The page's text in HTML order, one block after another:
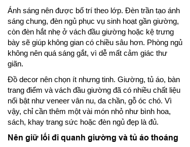
Ánh sáng nên được bố trí theo lớp. Đèn trần tạo ánh
sáng chung, đèn ngủ phục vụ sinh hoạt gần giường,
còn đèn hắt nhẹ ở vách đầu giường hoặc kệ trưng
bày sẽ giúp không gian có chiều sâu hơn. Phòng ngủ
không nên quá sáng gắt, vì dễ mất cảm giác thư
giãn.
Đồ decor nên chọn ít nhưng tinh. Giường, tủ áo, bàn
trang điểm và vách đầu giường đã có nhiều chất liệu
nổi bật như veneer vân nu, da chần, gỗ óc chó. Vì
vậy, chỉ cần thêm một vài món nhỏ như bình hoa,
sách, khay trang sức hoặc đèn ngủ đẹp là đủ.
Nên giữ lối đi quanh giường và tủ áo thoáng